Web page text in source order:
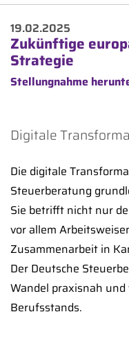
19.02.2025
Zukünftige
Strategie
Stellungnahme
Digitale
Die digitale
Steuerberatung
Sie betrifft nicht nur
vor allem
Zusammenarbeit in
Der Deutsche
Wandel praxisnah
Berufsstands.